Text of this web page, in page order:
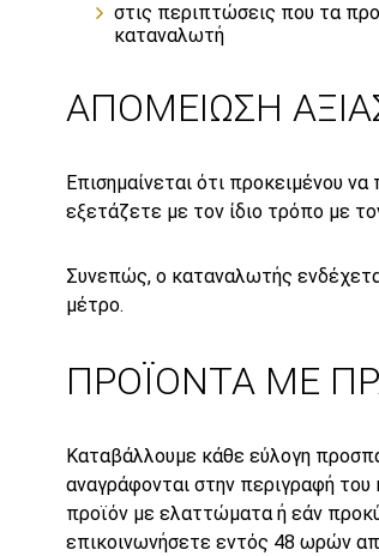
στις περιπτώσεις που τα
καταναλωτή
ΑΠΟΜΕΙΩΣΗ
Επισημαίνεται ότι προκειμένου
εξετάζετε με τον ίδιο τρόπο με
Συνεπώς, ο καταναλωτής
μέτρο.
ΠΡΟΪΟΝΤΑ ΜΕ
Καταβάλλουμε κάθε εύλογη
αναγράφονται στην περιγραφή
προϊόν με ελαττώματα ή εάν
επικοινωνήσετε εντός 48 ωρών